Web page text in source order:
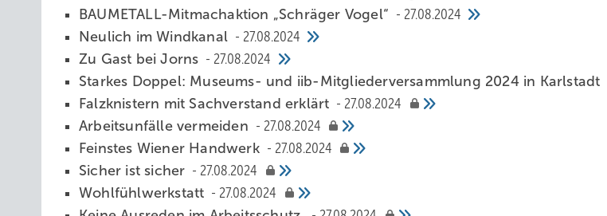
BAUMETALL-Mitmachaktion „Schräger Vogel “
27.08.2024
Neulich im Windkanal
27.08.2024
Zu Gast bei Jorns
27.08.2024
S tarkes Doppel: Museums- und iib-Mitgliederversammlung 2024 in Karlstadt
Falzknistern mit Sachverstand erklärt
27.08.2024
Arbeitsunfälle v ermeiden
27.08.2024
Feinstes Wiener Handwerk
27.08.2024
Sicher ist sicher
27.08.2024
Wohlfühlwerkstatt
27.08.2024